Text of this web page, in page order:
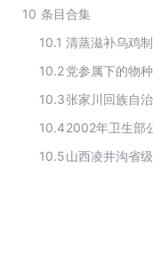
10 条目合集
10.1
10.2党参属下的物种
10.3
10.4
10.5